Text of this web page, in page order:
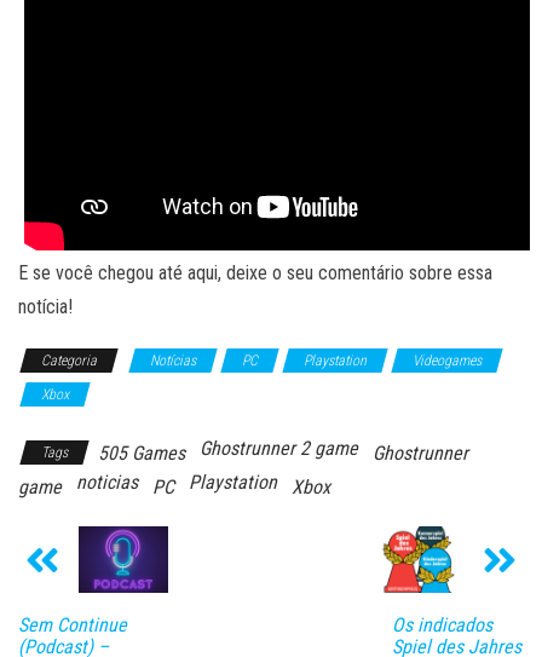
E se você chegou até aqui, deixe o seu comentário sobre essa
notícia!
Categoria Notícias PC Playstation
Videogames
Xbox
Tags 505 Games Ghostrunner 2 game
Ghostrunner
game
noticias PC Playstation Xbox
Sem Continue
(Podcast) –
Os indicados
Spiel des Jahres